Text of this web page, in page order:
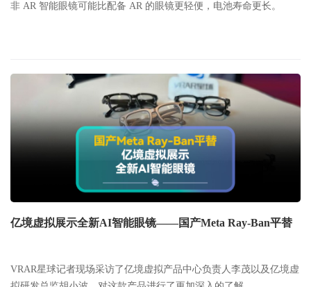
非 AR 智能眼镜可能比配备 AR 的眼镜更轻便，电池寿命更长。
亿境虚拟展示全新AI智能眼镜——国产Meta Ray-Ban平替
VRAR星球记者现场采访了亿境虚拟产品中心负责人李茂以及亿境虚